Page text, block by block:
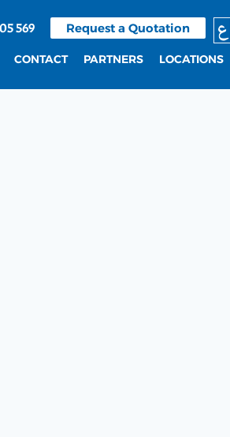
569 Request a Quotation ع
CONTACT PARTNERS LOCATIONS